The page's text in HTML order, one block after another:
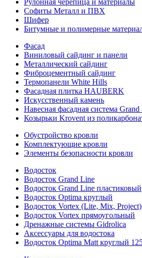
Рулонная черепица и материалы
Софиты Металл и ПВХ
Шифер
Битумные и полимерные
Фасад
Виниловый сайдинг и панели
Металлический сайдинг
Фиброцементный сайдинг
Термопанели White Hills
Фасадная плитка HAUBERK
Искусственный камень
Навесная фасадная система
Козырьки Krovent из
Обустройство кровли
Комплектующие кровли
Элементы безопасности кровли
Водосток
Водосток Grand Line
Водосток Grand Line пластиковый
Водосток Optima круглый
Водосток Vortex (Lite, Mix, Project)
Водосток Vortex прямоугольный
Дренажные системы Gidrolica
Аксессуары для водостока
Водосток Optima Matt круглый